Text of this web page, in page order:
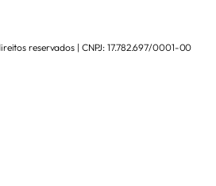
reservados | CNPJ: 17.782.697/0001-00